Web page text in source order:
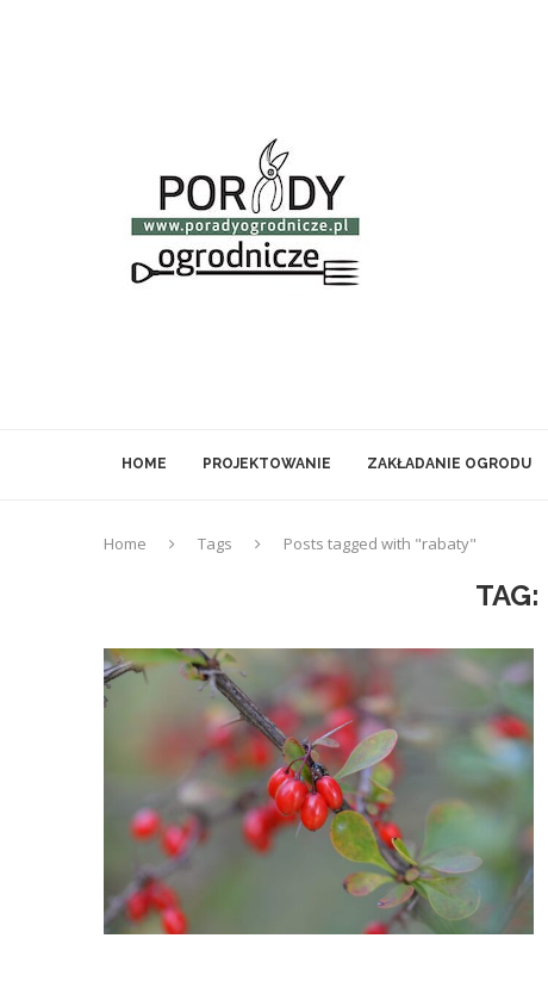
HOME PROJEKTOWANIE ZAKŁADANIE OGRODU
Home Tags Posts tagged with "rabaty"
TAG: